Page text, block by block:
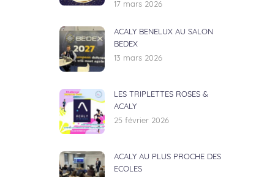
17 mars 2026
ACALY BENELUX AU SALON
BEDEX
13 mars 2026
LES TRIPLETTES ROSES &
ACALY
25 février 2026
ACALY AU PLUS PROCHE DES
ECOLES